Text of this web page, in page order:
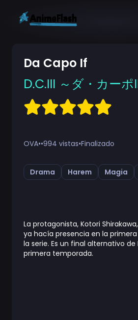
Da Capo If
D.C.III ～ダ・カーポ
OVA••994 vistas•Finalizado
Drama Harem Magia
La protagonista, Kotori
ya hacía presencia en la
la serie. Es un final alternativo de
primera temporada.